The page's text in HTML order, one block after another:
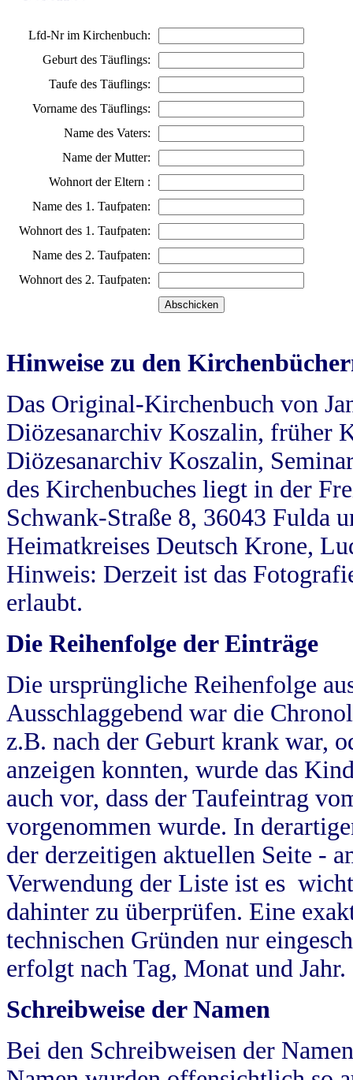
Lfd-Nr im Kirchenbuch:
Geburt des Täuflings:
Taufe des Täuflings:
Vorname des Täuflings:
Name des Vaters:
Name der Mutter:
Wohnort der Eltern :
Name des 1. Taufpaten:
Wohnort des 1. Taufpaten:
Name des 2. Taufpaten:
Wohnort des 2. Taufpaten:
Hinweise zu den
Das Original-Kirchenbuch von
Diözesanarchiv Koszalin, früher
Diözesanarchiv Koszalin,
des Kirchenbuches liegt in der
Schwank-Straße 8, 36043 Fulda
Heimatkreises Deutsch Krone,
Hinweis: Derzeit ist das
erlaubt.
Die Reihenfolge der Einträge
Die ursprüngliche Reihenfolge
Ausschlaggebend war die
z.B. nach der Geburt krank war,
anzeigen konnten, wurde das
auch vor, dass der Taufeintrag
vorgenommen wurde. In
der derzeitigen aktuellen Seite -
Verwendung der Liste ist es
dahinter zu überprüfen. Eine
technischen Gründen nur
erfolgt nach Tag, Monat und Jahr.
Schreibweise der Namen
Bei den Schreibweisen der